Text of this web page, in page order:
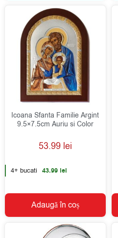
Icoana Sfanta Familie Argint
9.5×7.5cm Auriu si Color
53.99 lei
4+ bucati 43.99 lei
Adaugă în coș